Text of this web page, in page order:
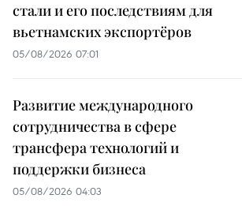
стали и его последствиям для
вьетнамских экспортёров
05/08/2026 07:01
Развитие международного
сотрудничества в сфере
трансфера технологий и
поддержки бизнеса
05/08/2026 04:03